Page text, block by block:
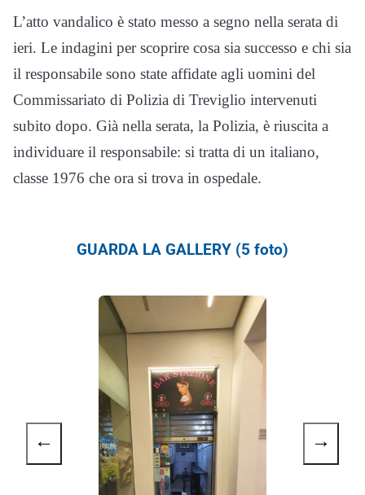
L’atto vandalico è stato messo a segno nella serata di
ieri. Le indagini per scoprire cosa sia successo e chi sia
il responsabile sono state affidate agli uomini del
Commissariato di Polizia di Treviglio intervenuti
subito dopo. Già nella serata, la Polizia, è riuscita a
individuare il responsabile: si tratta di un italiano,
classe 1976 che ora si trova in ospedale.
GUARDA LA GALLERY (5 foto)
← →